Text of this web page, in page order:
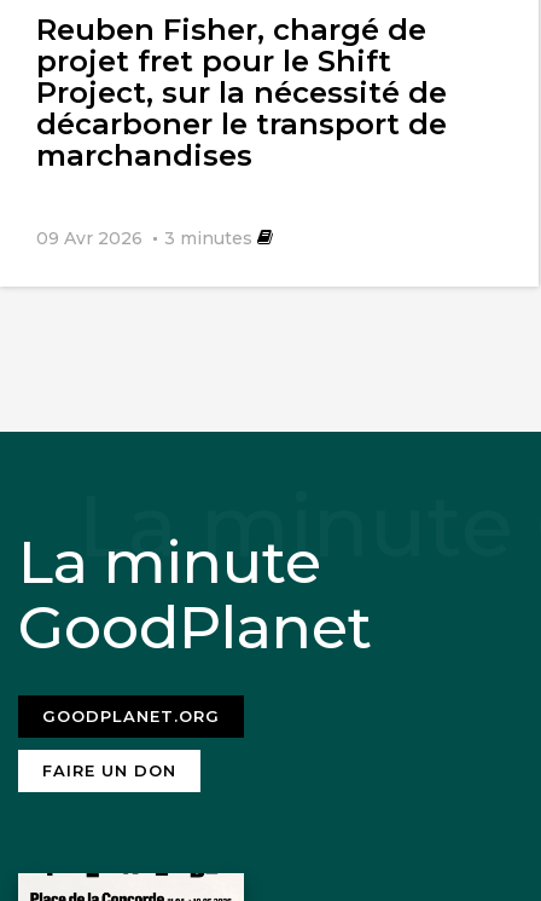
Reuben Fisher, chargé de
projet fret pour le Shift
Project, sur la nécessité de
décarboner le transport de
marchandises
09 Avr 2026 3 minutes
La minute
GoodPlanet
GOODPLANET.ORG
FAIRE UN DON